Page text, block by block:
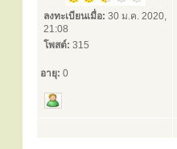
ลงทะเบียนเมื่อ: 30 ม.ค. 2020,
21:08
โพสต์: 315
อายุ: 0